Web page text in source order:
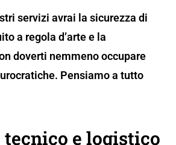
servizi avrai la sicurezza di
a regola d’arte e la
doverti nemmeno occupare
Pensiamo a tutto
tecnico e logistico